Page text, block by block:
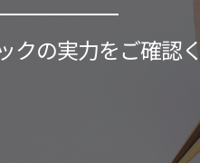
クの実力をご確認